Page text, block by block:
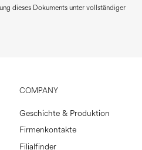
dieses Dokuments unter vollständiger
COMPANY
Geschichte & Produktion
Firmenkontakte
Filialfinder